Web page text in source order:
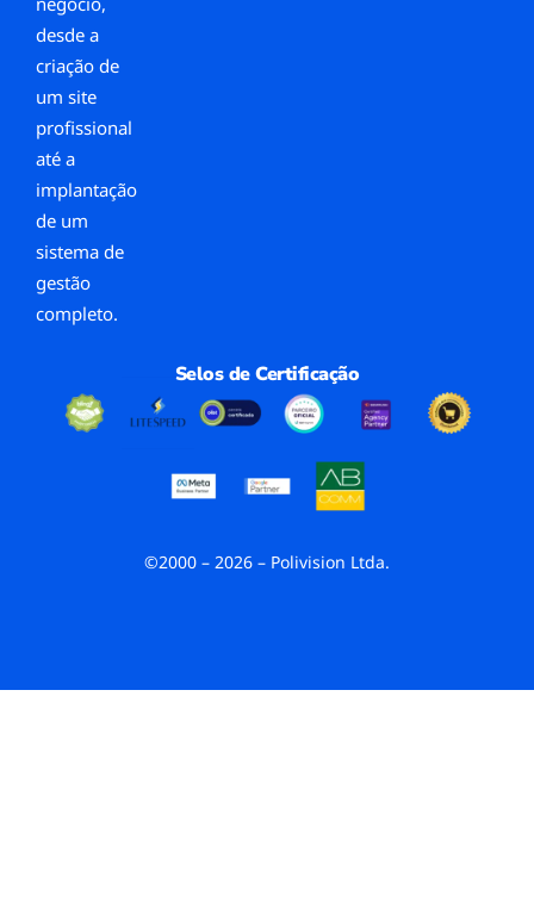
desde a
criação de
um site
profissional
até a
implantação
de um
sistema de
gestão
completo.
Selos de Certificação
©2000 – 2026 – Polivision Ltda.